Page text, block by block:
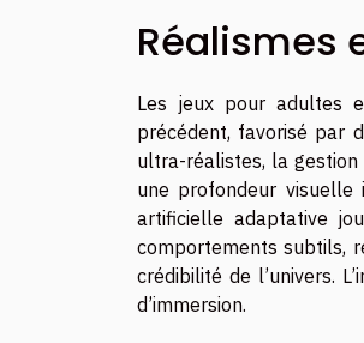
Réalismes
Les jeux pour adultes
précédent, favorisé par
ultra-réalistes, la
une profondeur visuelle
artificielle adaptative
comportements subtils,
crédibilité de l’univers.
d’immersion.